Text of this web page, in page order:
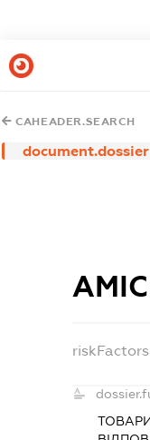
CAHEADER.SEARCH
document.dossier